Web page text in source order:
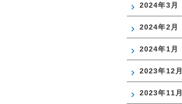
2024年3月
2024年2月
2024年1月
2023年12月
2023年11月